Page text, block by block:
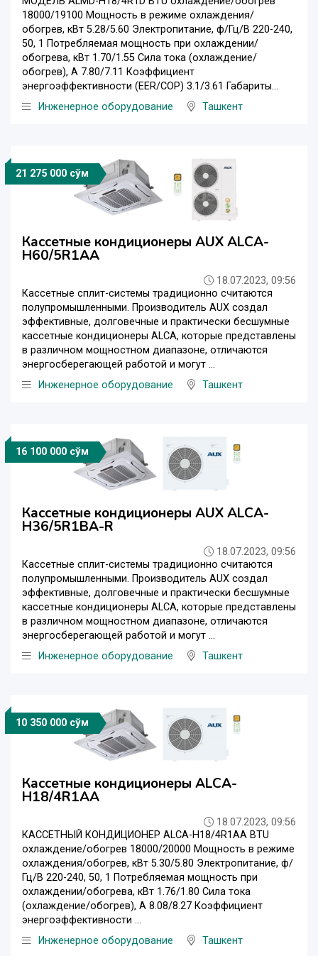
18000/19100 Мощность в режиме охлаждения/
обогрев, кВт 5.28/5.60 Электропитание, ф/Гц/В 220-240,
50, 1 Потребляемая мощность при охлаждении/
обогрева, кВт 1.70/1.55 Сила тока (охлаждение/
обогрев), А 7.80/7.11 Коэффициент
энергоэффективности (EER/COP) 3.1/3.61 Габариты...
Инженерное оборудование
Ташкент
21 275 000 сўм
Кассетные кондиционеры AUX ALCA-
H60/5R1AA
18.07.2023, 09:56
Кассетные сплит-системы традиционно считаются
полупромышленными. Производитель AUX создал
эффективные, долговечные и практически бесшумные
кассетные кондиционеры ALCA, которые представлены
в различном мощностном диапазоне, отличаются
энергосберегающей работой и могут ...
Инженерное оборудование
Ташкент
16 100 000 сўм
Кассетные кондиционеры AUX ALCA-
H36/5R1BA-R
18.07.2023, 09:56
Кассетные сплит-системы традиционно считаются
полупромышленными. Производитель AUX создал
эффективные, долговечные и практически бесшумные
кассетные кондиционеры ALCA, которые представлены
в различном мощностном диапазоне, отличаются
энергосберегающей работой и могут ...
Инженерное оборудование
Ташкент
10 350 000 сўм
Кассетные кондиционеры ALCA-
H18/4R1AA
18.07.2023, 09:56
КАССЕТНЫЙ КОНДИЦИОНЕР ALCA-H18/4R1AA BTU
охлаждение/обогрев 18000/20000 Мощность в режиме
охлаждения/обогрев, кВт 5.30/5.80 Электропитание, ф/
Гц/В 220-240, 50, 1 Потребляемая мощность при
охлаждении/обогрева, кВт 1.76/1.80 Сила тока
(охлаждение/обогрев), А 8.08/8.27 Коэффициент
энергоэффективности ...
Инженерное оборудование
Ташкент